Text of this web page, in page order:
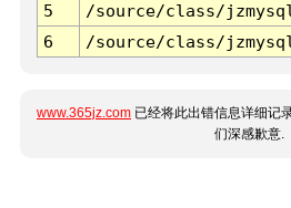
5
/source/class/
6
/source/class/
www.365jz.com 已经将此出错信息详细记
们深感歉意.